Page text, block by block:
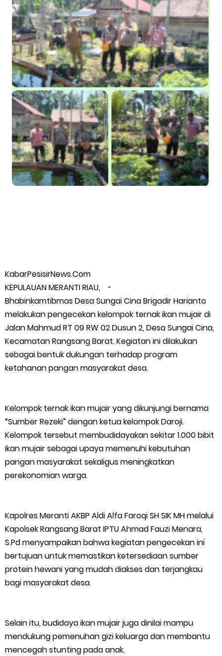
Forkopimcam Perkuat Kesiapsiagaan Cegah Kebakaran
Musyawarah LAM Ke-3 Tualang Sukses, Zulkifli Z (Nomor Urut 1)
Resmi Terpilih Pimpin Lembaga Adat
Kapolres Kepulauan Meranti Perkuat Sinergi Jelang Ekspedisi
Merah Putih Presisi Polda Riau.
Teluk Belitung Bagaikan Kota Mati Disaat Listrik Diberlakukan
Pemadaman Secara Bergilir, Mesin 600 kW Diharapkan Jadi
Saat Duka Menyelimuti Korban Serangan Monyet, YBM PLN UP3
Rengat Bersama PW IWO Riau Ulurkan Tangan Kemanusiaan
Wabup Meranti Serahkan Santunan BPJS Rp52 Juta,
Optimalisasi Pelaksanaan Program Jaminan Sosial
Usut Skandal Lahan Ulayat Desa Palas, Sekoci24.co Resmi
Layangkan Surat Konfirmasi ke PT Arara Abadi.
Meranti 2026, 30 Putra-Putri Terbaik Disiapkan Kibarkan Merah
Penanganan Jalur Lembah Anai dan Malalak
Bupati Asmar Lepas 77 Kontingen Pramuka Meranti Ikuti
Jambore Nasional XII 2026 di Cibubur
Sinergitas dengan Insan Pers, Komunitas dan Mahasiswa
PLN Selat Panjang Minta Maaf, Janji Datangkan Mesin Sewa
KabarPesisirNews.Com
KEPULAUAN MERANTI RIAU, -
Bhabinkamtibmas Desa Sungai Cina Brigadir Harianto
melakukan pengecekan kelompok ternak ikan mujair di
Jalan Mahmud RT 09 RW 02 Dusun 2, Desa Sungai Cina,
Kecamatan Rangsang Barat. Kegiatan ini dilakukan
sebagai bentuk dukungan terhadap program
ketahanan pangan masyarakat desa.
Kelompok ternak ikan mujair yang dikunjungi bernama
“Sumber Rezeki” dengan ketua kelompok Daroji.
Kelompok tersebut membudidayakan sekitar 1.000 bibit
ikan mujair sebagai upaya memenuhi kebutuhan
pangan masyarakat sekaligus meningkatkan
perekonomian warga.
Kapolres Meranti AKBP Aldi Alfa Faroqi SH SIK MH melalui
Kapolsek Rangsang Barat IPTU Ahmad Fauzi Menara,
S.Pd menyampaikan bahwa kegiatan pengecekan ini
bertujuan untuk memastikan ketersediaan sumber
protein hewani yang mudah diakses dan terjangkau
bagi masyarakat desa.
Selain itu, budidaya ikan mujair juga dinilai mampu
mendukung pemenuhan gizi keluarga dan membantu
mencegah stunting pada anak.